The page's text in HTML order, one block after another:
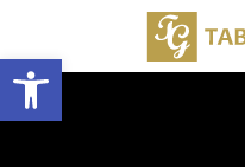
Abrir barra de herramientas